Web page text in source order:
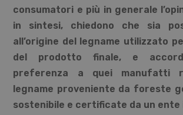
consumatori e più in generale
in sintesi, chiedono che sia
all’origine del legname utilizzato
del prodotto finale, e
preferenza a quei manufatti
legname proveniente da foreste
sostenibile e certificate da un ente